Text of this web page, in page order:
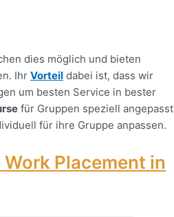
dies möglich und bieten
IhrVorteil dabei ist, dass wir
um besten Service in bester
für Gruppen speziell angepasst
für ihre Gruppe anpassen.
Placement in